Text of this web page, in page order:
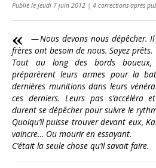
Publié le Jeudi 7 juin 2012 | 4 corrections après
— Nous devons nous dépêcher.
frères ont besoin de nous. Soyez prêts.
Tout au long des bords
préparèrent leurs armes pour la
dernières munitions dans leurs
ces derniers. Leurs pas s’accéléra
durent se dépêcher pour suivre le
Quoiqu’il puisse trouver devant eux,
vaincre… Ou mourir en essayant.
C’était la seule chose qu’il savait faire.